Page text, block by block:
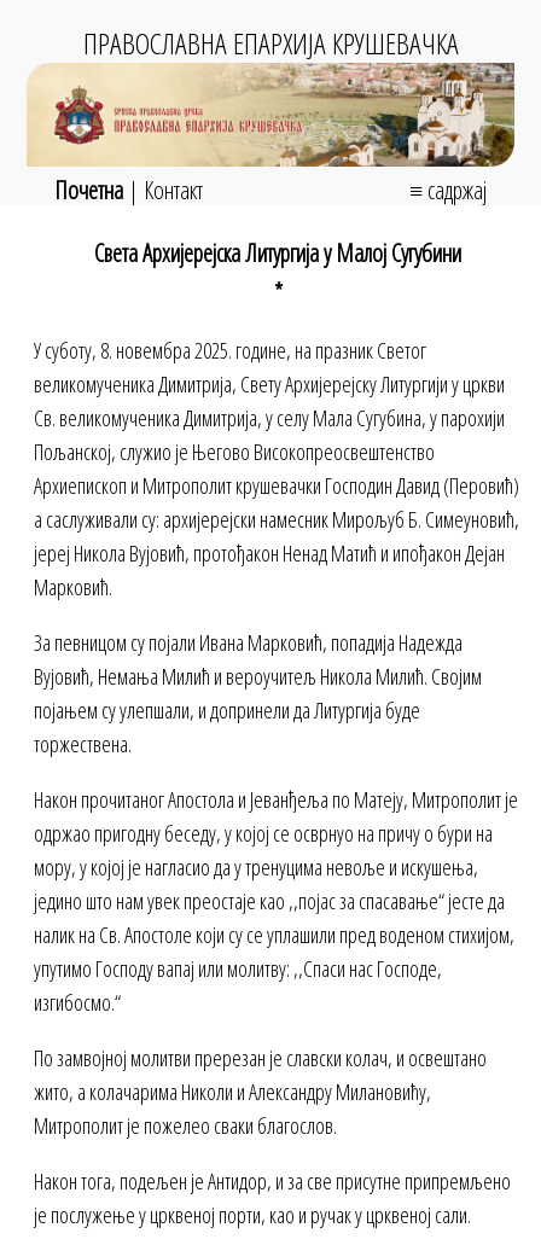
ПРАВОСЛАВНА ЕПАРХИЈА КРУШЕВАЧКА
Почетна| Контакт
≡ садржај
Света Архијерејска Литургија у Малој Сугубини
*
У суботу, 8. новембра 2025. године, на празник Светог
великомученика Димитрија, Свету Архијерејску Литургији у цркви
Св. великомученика Димитрија, у селу Мала Сугубина, у парохији
Пољанској, служио је Његово Високопреосвештенство
Архиепископ и Митрополит крушевачки Господин Давид (Перовић)
а саслуживали су: архијерејски намесник Мирољуб Б. Симеуновић,
јереј Никола Вујовић, протођакон Ненад Матић и ипођакон Дејан
Марковић.
За певницом су појали Ивана Марковић, попадија Надежда
Вујовић, Немања Милић и вероучитељ Никола Милић. Својим
појањем су улепшали, и допринели да Литургија буде
торжествена.
Након прочитаног Апостола и Јеванђеља по Матеју, Митрополит је
одржао пригодну беседу, у којој се осврнуо на причу о бури на
мору, у којој је нагласио да у тренуцима невоље и искушења,
једино што нам увек преостаје као ,,појас за спасавање“ јесте да
налик на Св. Апостоле који су се уплашили пред воденом стихијом,
упутимо Господу вапај или молитву: ,,Спаси нас Господе,
изгибосмо.“
По замвојној молитви пререзан је славски колач, и освештано
жито, а колачарима Николи и Александру Милановићу,
Митрополит је пожелео сваки благослов.
Након тога, подељен је Антидор, и за све присутне припремљено
је послужење у црквеној порти, као и ручак у црквеној сали.